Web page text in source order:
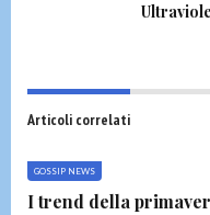
Articoli correlati
GOSSIP NEWS
I trend della